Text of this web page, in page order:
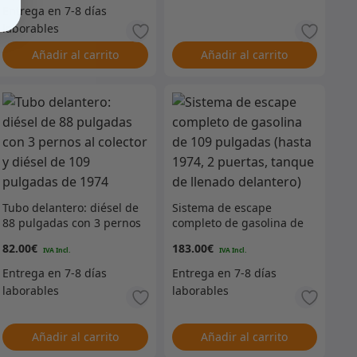
Añadir al carrito Añadir al carrito
Tubo delantero: diésel de
88 pulgadas con 3 pernos
pulgadas de 1974
82.00€
Añadir al carrito
Sistema de escape
completo de gasolina de
1974, 2 puertas, tanque
de llenado delantero)
183.00€
Añadir al carrito